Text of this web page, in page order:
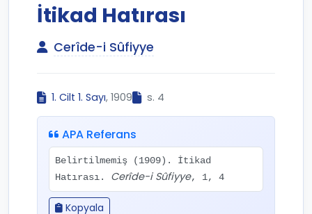
İtikad Hatırası
Cerîde-i Sûfiyye
1. Cilt 1. Sayı, 1909 s. 4
APA Referans
Belirtilmemiş (1909). İtikad
Hatırası. Cerîde-i Sûfiyye, 1, 4
Kopyala